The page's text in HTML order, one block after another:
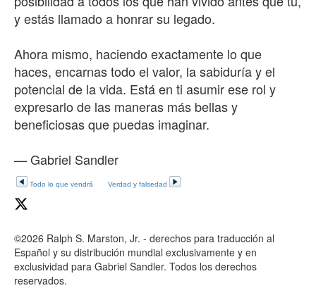
y estás llamado a honrar su legado.
Ahora mismo, haciendo exactamente lo que
haces, encarnas todo el valor, la sabiduría y el
potencial de la vida. Está en ti asumir ese rol y
expresarlo de las maneras más bellas y
beneficiosas que puedas imaginar.
— Gabriel Sandler
Todo lo que vendrá Verdad y falsedad
©2026 Ralph S. Marston, Jr. - derechos para traducción al
Español y su distribución mundial exclusivamente y en
exclusividad para Gabriel Sandler. Todos los derechos
reservados.